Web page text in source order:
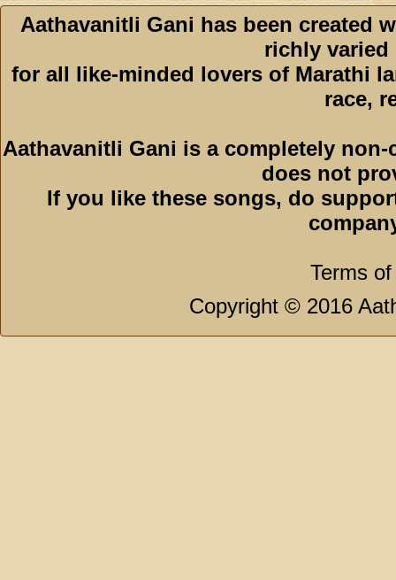
Aathavanitli Gani has been created
richly varied
for all like-minded lovers of Marathi
race,
Aathavanitli Gani is a completely
does not
If you like these songs, do
Terms
Copyright © 2016